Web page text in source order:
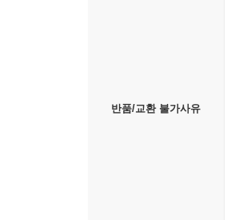
반품/교환 불가사유